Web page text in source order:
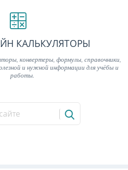
КАЛЬКУЛЯТОРЫ
конвертеры, формулы, справочники,
и нужной информации для учёбы и
работы.